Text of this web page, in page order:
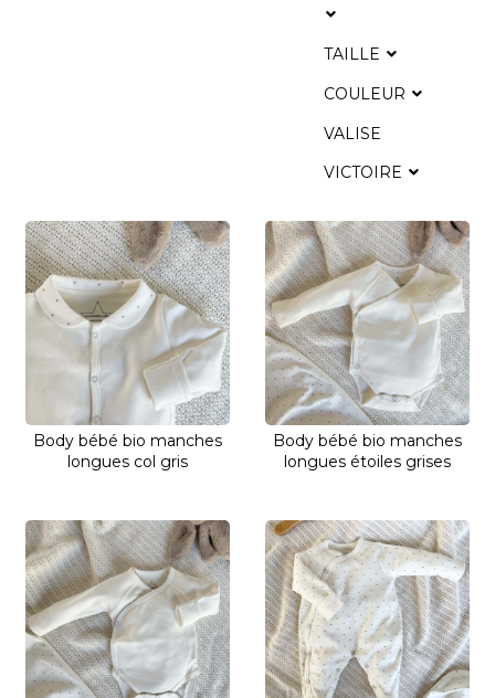
TAILLE
COULEUR
VALISE
VICTOIRE
Body bébé bio manches
longues col gris
Body bébé bio manches
longues étoiles grises